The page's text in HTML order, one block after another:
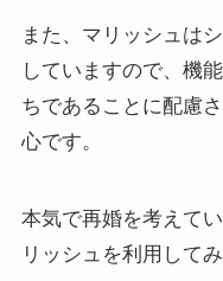
また、マリッシュは
していますので、機
ちであることに配慮
心です。
本気で再婚を考えて
リッシュを利用して